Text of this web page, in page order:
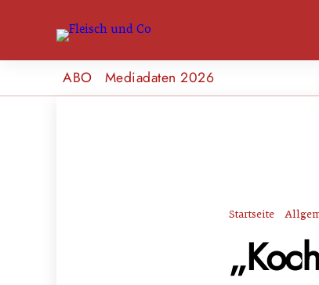
ABO Mediadaten 2026
Startseite